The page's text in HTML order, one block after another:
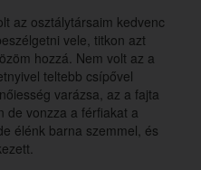
az osztálytársaim kedvenc
vele, titkon azt
hozzá. Nem volt az a
teltebb csípővel
varázsa, az a fajta
de vonzza a férfiakat a
élénk barna szemmel, és